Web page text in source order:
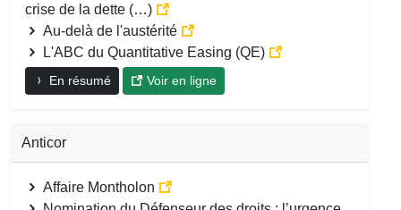
crise de la dette (…)
Au-delà de l'austérité
L'ABC du Quantitative Easing (QE)
En résumé Voir en ligne
Anticor
Affaire Montholon